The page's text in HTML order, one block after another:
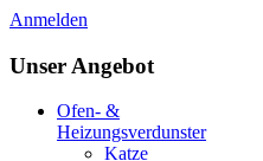
Anmelden
Unser Angebot
Ofen- &
Heizungsverdunster
Katze